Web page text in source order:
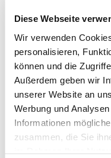
Diese Webseite
Wir verwenden
personalisieren,
können und die
Außerdem geben wir
unserer Website an
Werbung und
Informationen
zusammen, die Sie
Thema...
Weiterlesen
Sitzung des
Am Mittwoch, dem 25.
um 17:00 Uhr, tagt der
Hauptausschuss des
Kreistages.